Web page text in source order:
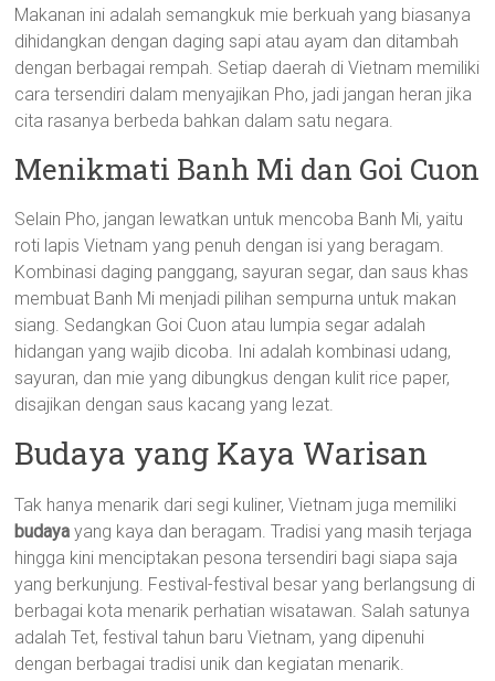
Makanan ini adalah semangkuk mie berkuah yang biasanya
dihidangkan dengan daging sapi atau ayam dan ditambah
dengan berbagai rempah. Setiap daerah di Vietnam memiliki
cara tersendiri dalam menyajikan Pho, jadi jangan heran jika
cita rasanya berbeda bahkan dalam satu negara.
Menikmati Banh Mi dan Goi Cuon
Selain Pho, jangan lewatkan untuk mencoba Banh Mi, yaitu
roti lapis Vietnam yang penuh dengan isi yang beragam.
Kombinasi daging panggang, sayuran segar, dan saus khas
membuat Banh Mi menjadi pilihan sempurna untuk makan
siang. Sedangkan Goi Cuon atau lumpia segar adalah
hidangan yang wajib dicoba. Ini adalah kombinasi udang,
sayuran, dan mie yang dibungkus dengan kulit rice paper,
disajikan dengan saus kacang yang lezat.
Budaya yang Kaya Warisan
Tak hanya menarik dari segi kuliner, Vietnam juga memiliki
budaya yang kaya dan beragam. Tradisi yang masih terjaga
hingga kini menciptakan pesona tersendiri bagi siapa saja
yang berkunjung. Festival-festival besar yang berlangsung di
berbagai kota menarik perhatian wisatawan. Salah satunya
adalah Tet, festival tahun baru Vietnam, yang dipenuhi
dengan berbagai tradisi unik dan kegiatan menarik.